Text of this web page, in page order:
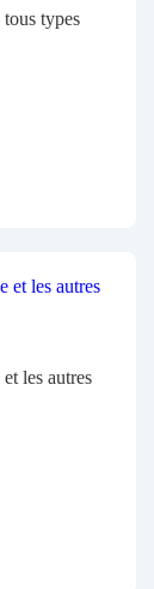
types
les autres